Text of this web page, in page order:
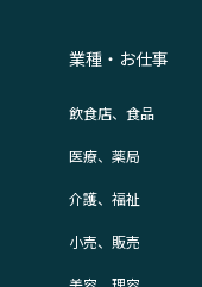
業種・お仕事
飲食店、食品
医療、薬局
介護、福祉
小売、販売